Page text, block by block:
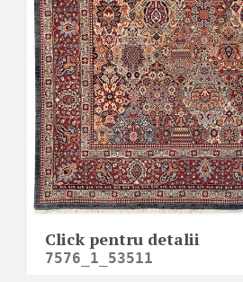
Click pentru detalii
7576_1_53511